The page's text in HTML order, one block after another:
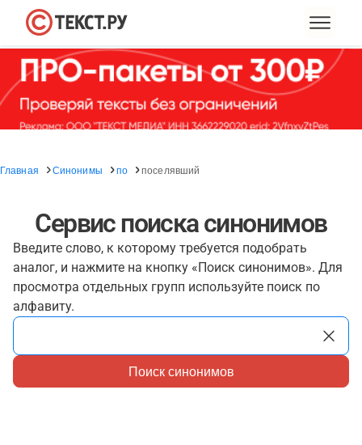
Главная Синонимы по поселявший
Сервис поиска синонимов
Введите слово, к которому требуется подобрать
аналог, и нажмите на кнопку «Поиск синонимов». Для
просмотра отдельных групп используйте поиск по
алфавиту.
Поиск синонимов